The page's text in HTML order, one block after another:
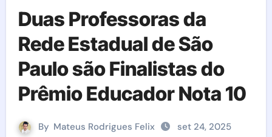
Duas Professoras da
Rede Estadual de São
Paulo são Finalistas do
Prêmio Educador Nota 10
By Mateus Rodrigues Felix set 24, 2025